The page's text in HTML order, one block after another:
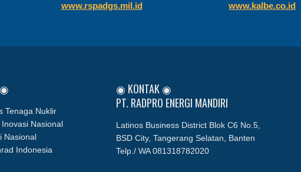
www.rspadgs.mil.id www.kalbe.co.id
◉
Tenaga Nuklir
Nasional
Nasional
Indonesia
◉ KONTAK ◉
PT. RADPRO ENERGI MANDIRI
Latinos Business District Blok C6 No.5,
BSD City, Tangerang Selatan, Banten
Telp./ WA081318782020